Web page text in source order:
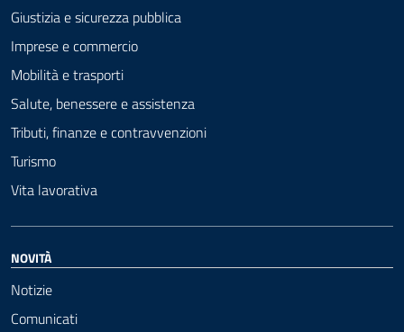
Giustizia e sicurezza pubblica
Imprese e commercio
Mobilità e trasporti
Salute, benessere e assistenza
Tributi, finanze e contravvenzioni
Turismo
Vita lavorativa
NOVITÀ
Notizie
Comunicati